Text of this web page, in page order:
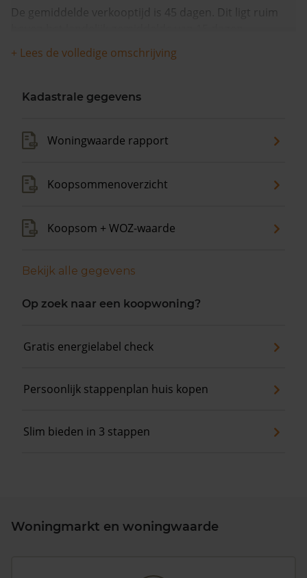
De gemiddelde verkooptijd is 45 dagen. Dit ligt ruim
Wanneer we naar de laatste 12 maanden kijken
verkocht. De gemiddelde vraagprijs is €324.500. In de
+ Lees de volledige omschrijving
Kadastrale gegevens
Woningwaarde rapport
Koopsommenoverzicht
Koopsom + WOZ-waarde
Bekijk alle gegevens
Op zoek naar een koopwoning?
Gratis energielabel check
Persoonlijk stappenplan huis kopen
Slim bieden in 3 stappen
Woningmarkt en woningwaarde